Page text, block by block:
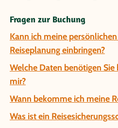
Fragen zur Buchung
Kann ich meine
Reiseplanung einbringen?
Welche Daten benötigen Sie
mir?
Wann bekomme ich meine
Was ist ein